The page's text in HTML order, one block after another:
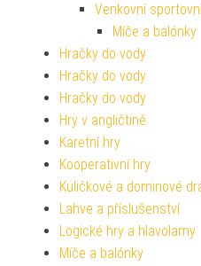
Venkovní
Míče a balónky
Hračky do vody
Hračky do vody
Hračky do vody
Hry v angličtině
Karetní hry
Kooperativní hry
Kuličkové a dominové
Lahve a příslušenství
Logické hry a hlavolamy
Míče a balónky